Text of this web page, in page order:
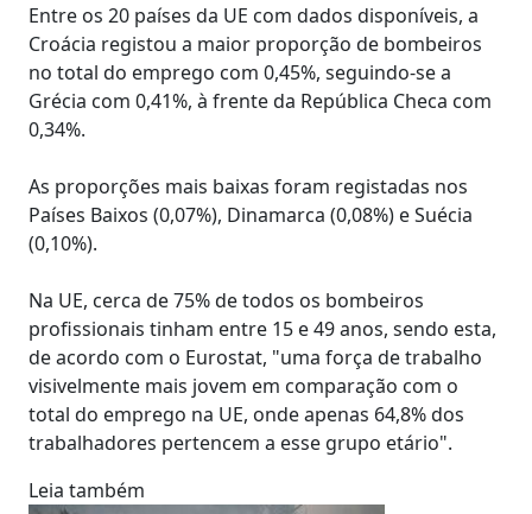
Entre os 20 países da UE com dados disponíveis, a
Croácia registou a maior proporção de bombeiros
no total do emprego com 0,45%, seguindo-se a
Grécia com 0,41%, à frente da República Checa com
0,34%.
As proporções mais baixas foram registadas nos
Países Baixos (0,07%), Dinamarca (0,08%) e Suécia
(0,10%).
Na UE, cerca de 75% de todos os bombeiros
profissionais tinham entre 15 e 49 anos, sendo esta,
de acordo com o Eurostat, "uma força de trabalho
visivelmente mais jovem em comparação com o
total do emprego na UE, onde apenas 64,8% dos
trabalhadores pertencem a esse grupo etário".
Leia também